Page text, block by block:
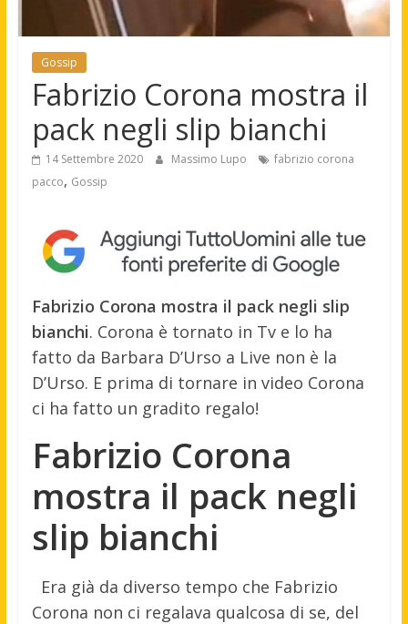
Gossip
Fabrizio Corona mostra il
pack negli slip bianchi
14 Settembre 2020 Massimo Lupo
fabrizio corona
pacco, Gossip
Fabrizio Corona mostra il pack negli slip
bianchi. Corona è tornato in Tv e lo ha
fatto da Barbara D’Urso a Live non è la
D’Urso. E prima di tornare in video Corona
ci ha fatto un gradito regalo!
Fabrizio Corona
mostra il pack negli
slip bianchi
Era già da diverso tempo che Fabrizio
Corona non ci regalava qualcosa di se, del